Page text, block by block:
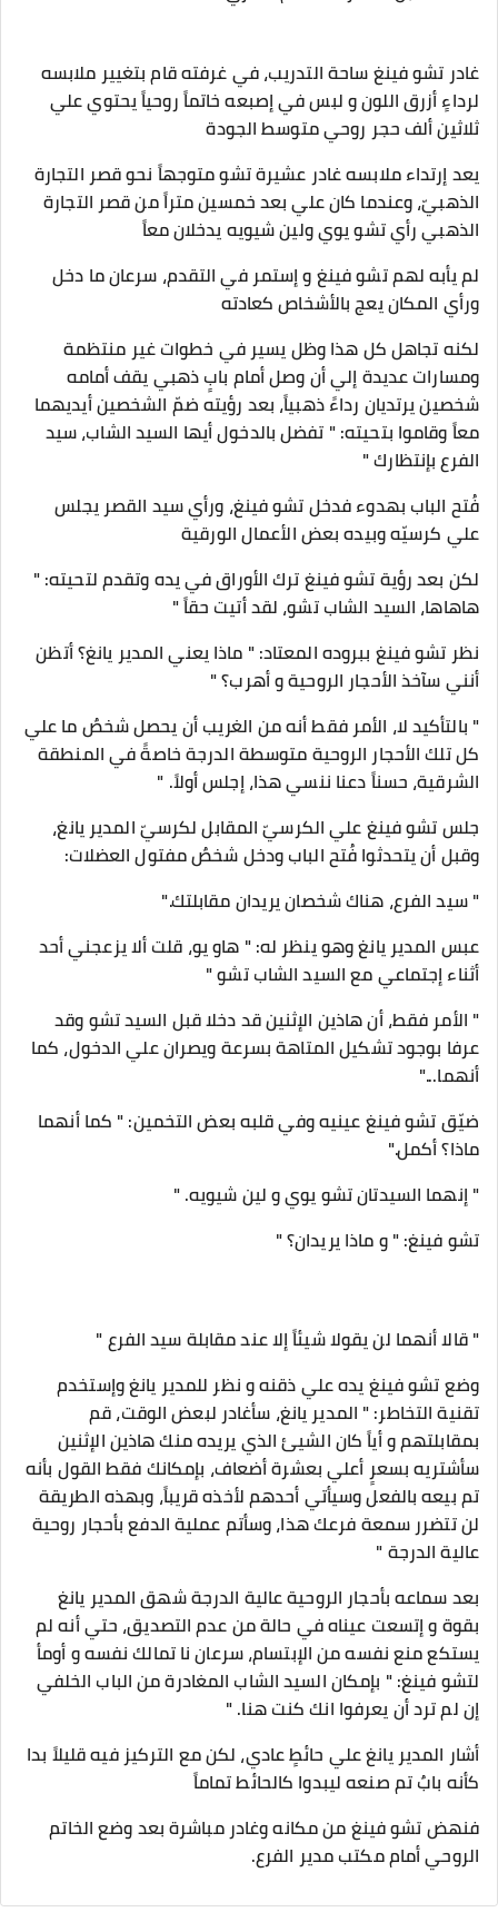
غادر تشو فينغ ساحة التدريب، في غرفته قام بتغيير ملابسه
لرداءٍ أزرق اللون و لبس في إصبعه خاتماً روحياً يحتوي علي
ثلاثين ألف حجر روحي متوسط الجودة
يعد إرتداء ملابسه غادر عشيرة تشو متوجهاً نحو قصر التجارة
الذهبيّ، وعندما كان علي بعد خمسين متراً من قصر التجارة
الذهبي رأي تشو يوي ولين شيويه يدخلان معاً
لم يأبه لهم تشو فينغ و إستمر في التقدم، سرعان ما دخل
ورأي المكان يعج بالأشخاص كعادته
لكنه تجاهل كل هذا وظل يسير في خطوات غير منتظمة
ومسارات عديدة إلي أن وصل أمام بابٍ ذهبي يقف أمامه
شخصين يرتديان رداءً ذهبياً، بعد رؤيته ضمّ الشخصين أيديهما
معاً وقاموا بتحيته: " تفضل بالدخول أيها السيد الشاب، سيد
الفرع بإنتظارك "
فُتح الباب بهدوء فدخل تشو فينغ، ورأي سيد القصر يجلس
علي كرسيّه وبيده بعض الأعمال الورقية
لكن بعد رؤية تشو فينغ ترك الأوراق في يده وتقدم لتحيته: "
هاهاها، السيد الشاب تشو، لقد أتيت حقاً "
نظر تشو فينغ ببروده المعتاد: " ماذا يعني المدير يانغ؟ أتظن
أنني سآخذ الأحجار الروحية و أهرب؟ "
" بالتأكيد لا، الأمر فقط أنه من الغريب أن يحصل شخصٌ ما علي
كل تلك الأحجار الروحية متوسطة الدرجة خاصةً في المنطقة
الشرقية، حسناً دعنا ننسي هذا، إجلس أولاً. "
جلس تشو فينغ علي الكرسيّ المقابل لكرسيّ المدير يانغ،
وقبل أن يتحدثوا فُتح الباب ودخل شخصٌ مفتول العضلات:
" سيد الفرع، هناك شخصان يريدان مقابلتك."
عبس المدير يانغ وهو ينظر له: " هاو يو، قلت ألا يزعجني أحد
أثناء إجتماعي مع السيد الشاب تشو "
" الأمر فقط، أن هاذين الإثنين قد دخلا قبل السيد تشو وقد
عرفا بوجود تشكيل المتاهة بسرعة ويصران علي الدخول، كما
أنهما..."
ضيّق تشو فينغ عينيه وفي قلبه بعض التخمين: " كما أنهما
ماذا؟ أكمل."
" إنهما السيدتان تشو يوي و لين شيويه. "
تشو فينغ: " و ماذا يريدان؟ "
" قالا أنهما لن يقولا شيئاً إلا عند مقابلة سيد الفرع "
وضع تشو فينغ يده علي ذقنه و نظر للمدير يانغ وإستخدم
تقنية التخاطر: " المدير يانغ، سأغادر لبعض الوقت، قم
بمقابلتهم و أياً كان الشيئ الذي يريده منك هاذين الإثنين
سأشتريه بسعرٍ أعلي بعشرة أضعاف، بإمكانك فقط القول بأنه
تم بيعه بالفعل وسيأتي أحدهم لأخذه قريباً، وبهذه الطريقة
لن تتضرر سمعة فرعك هذا، وسأتم عملية الدفع بأحجار روحية
عالية الدرجة "
بعد سماعه بأحجار الروحية عالية الدرجة شهق المدير يانغ
بقوة و إتسعت عيناه في حالة من عدم التصديق، حتي أنه لم
يستكع منع نفسه من الإبتسام، سرعان نا تمالك نفسه و أومأ
لتشو فينغ: " بإمكان السيد الشاب المغادرة من الباب الخلفي
إن لم ترد أن يعرفوا انك كنت هنا. "
أشار المدير يانغ علي حائطٍ عادي، لكن مع التركيز فيه قليلاً بدا
كأنه بابٌ تم صنعه ليبدوا كالحائط تماماً
فنهض تشو فينغ من مكانه وغادر مباشرة بعد وضع الخاتم
الروحي أمام مكتب مدير الفرع.